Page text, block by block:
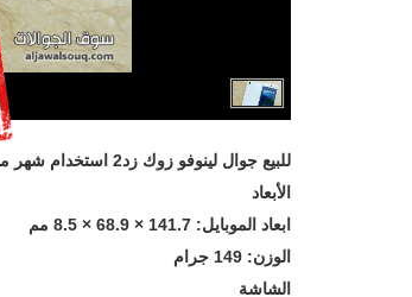
للبيع جوال لينوفو زوك زد2 استخدام شهر مستخدم اول والمواصفات كالتالي:
الأبعاد
ابعاد الموبايل: 141.7 × 68.9 × 8.5 مم
الوزن: 149 جرام
الشاشة